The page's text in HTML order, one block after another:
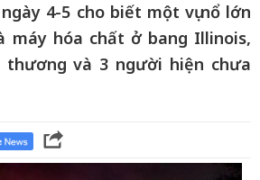
4-5 cho biết một vụ nổ lớn
máy hóa chất ở bang Illinois,
và 3 người hiện chưa